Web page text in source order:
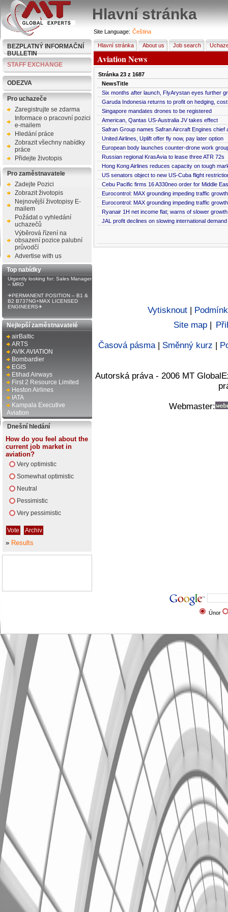
Hlavní stránka
BEZPLATNÝ INFORMAČNÍ
BULLETIN
STAFF EXCHANGE
ODEZVA
Pro uchazeče
Zaregistrujte se zdarma
Informace o pracovní pozici
e-mailem
Hledání práce
Zobrazit všechny nabídky
práce
Přidejte životopis
Pro zaměstnavatele
Zadejte Pozici
Zobrazit životopis
Nejnovější životopisy E-
mailem
Požádat o vyhledání
uchazečů
Výběrová řízení na
obsazení pozice palubní
průvodčí
Advertise with us
Top nabídky
Urgently looking for: Sales Manager
– MRO
✈PERMANENT POSITION – B1 &
B2 B737NG+MAX LICENSED
ENGINEERS✈
Nejlepší zaměstnavatelé
airBaltic
ARTS
AVIK AVIATION
Bombardier
EGIS
Etihad Airways
First 2 Resource Limited
Heston Airlines
IATA
Kampala Executive
Aviation
Dnešní hledání
How do you feel about the
current job market in
aviation?
Very optimistic
Somewhat optimistic
Neutral
Pessimistic
Very pessimistic
» Results
Site Language: Čeština
Hlavní stránka About us Job search
Aviation News
Stránka 23z 1687
NewsTitle
Six months after launch, FlyArystan eyes further
Garuda Indonesia returns to profit on hedging,
Singapore mandates drones to be registered
American, Qantas US-Australia JV takes effect
Safran Group names Safran Aircraft Engines chief
United Airlines, Uplift offer fly now, pay later option
European body launches counter-drone work
Russian regional KrasAvia to lease three ATR 72s
Hong Kong Airlines reduces capacity on tough
US senators object to new US-Cuba flight
Cebu Pacific firms 16 A330neo order for Middle
Eurocontrol: MAX grounding impeding traffic growth
Eurocontrol: MAX grounding impeding traffic growth
Ryanair 1H net income flat; warns of slower
JAL profit declines on slowing international demand
Vytisknout |
Site map |
Časová pásma| Směnný kurz |
Autorská práva - 2006 MT
Webmaster:
Únor